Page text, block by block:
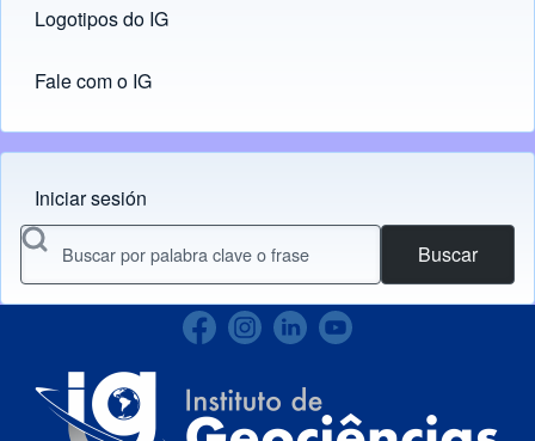
Logotipos do IG
(opens in new tab)
Fale com o IG
Menu do usuário
Iniciar sesión
Buscar